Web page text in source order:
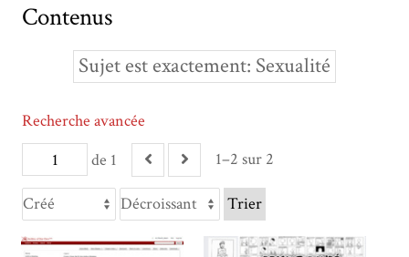
Contenus
Sujet est exactement Sexualité
de 1 1–2 sur 2
Recherche avancée
Trier